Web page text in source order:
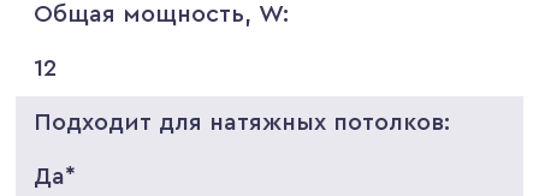
Общая мощность, W:
12
Подходит для натяжных потолков:
Да*